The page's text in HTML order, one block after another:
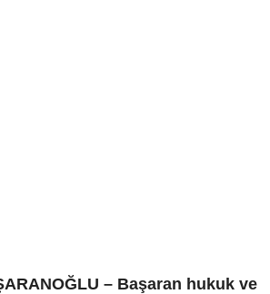
– Başaran hukuk ve